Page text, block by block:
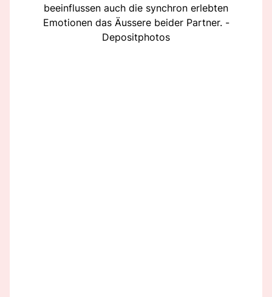
beeinflussen auch die synchron erlebten
Emotionen das Äussere beider Partner. -
Depositphotos